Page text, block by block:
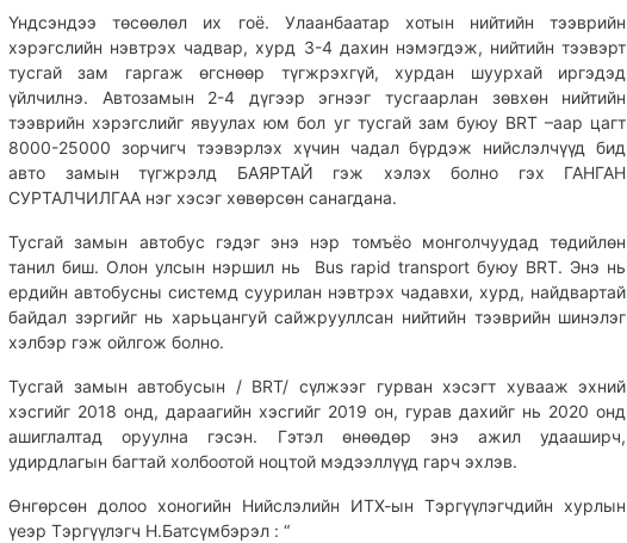
Үндсэндээ төсөөлөл их гоё. Улаанбаатар хотын нийтийн тээврийн
хэрэгслийн нэвтрэх чадвар, хурд 3-4 дахин нэмэгдэж, нийтийн тээвэрт
тусгай зам гаргаж өгснөөр түгжрэхгүй, хурдан шуурхай иргэдэд
үйлчилнэ. Автозамын 2-4 дүгээр эгнээг тусгаарлан зөвхөн нийтийн
тээврийн хэрэгслийг явуулах юм бол уг тусгай зам буюу BRT –аар цагт
8000-25000 зорчигч тээвэрлэх хүчин чадал бүрдэж нийслэлчүүд бид
авто замын түгжрэлд БАЯРТАЙ гэж хэлэх болно гэх ГАНГАН
СУРТАЛЧИЛГАА нэг хэсэг хөвөрсөн санагдана.
Тусгай замын автобус гэдэг энэ нэр томъёо монголчуудад төдийлөн
танил биш. Олон улсын нэршил нь Bus rapid transport буюу BRT. Энэ нь
ердийн автобусны системд суурилан нэвтрэх чадавхи, хурд, найдвартай
байдал зэргийг нь харьцангуй сайжрууллсан нийтийн тээврийн шинэлэг
хэлбэр гэж ойлгож болно.
Тусгай замын автобусын / BRT/ сүлжээг гурван хэсэгт хувааж эхний
хэсгийг 2018 онд, дараагийн хэсгийг 2019 он, гурав дахийг нь 2020 онд
ашиглалтад оруулна гэсэн. Гэтэл өнөөдөр энэ ажил удааширч,
удирдлагын багтай холбоотой ноцтой мэдээллүүд гарч эхлэв.
Өнгөрсөн долоо хоногийн Нийслэлийн ИТХ-ын Тэргүүлэгчдийн хурлын
үеэр Тэргүүлэгч Н.Батсүмбэрэл : “